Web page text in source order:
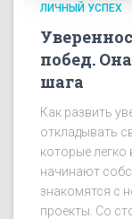
ЛИЧНЫЙ УСПЕХ
побед.
шага
Как развить
откладывать
которые легко
начинают
знакомятся с
проекты. Со